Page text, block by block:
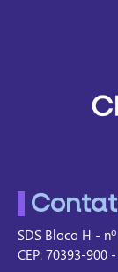
SDS Bloco H -
CEP: 70393-900